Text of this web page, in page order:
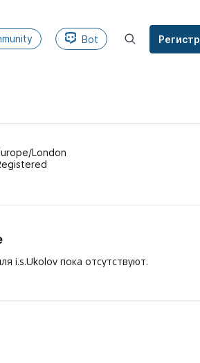
Bot
London
i.s.Ukolov пока отсутствуют.